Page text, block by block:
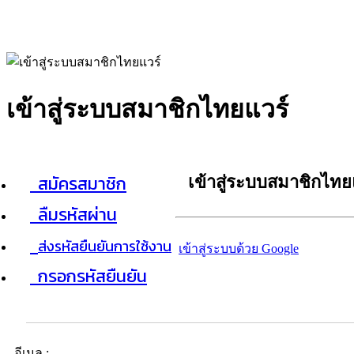
เข้าสู่ระบบสมาชิกไทยแวร์
สมัครสมาชิก
ลืมรหัสผ่าน
ส่งรหัสยืนยันการใช้งาน
กรอกรหัสยืนยัน
เข้าสู่ระบบสมาชิกไท
เข้าสู่ระบบด้วย Google